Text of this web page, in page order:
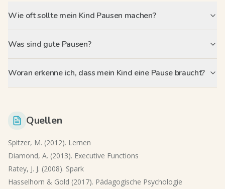
Wie oft sollte mein Kind Pausen machen?
Was sind gute Pausen?
Woran erkenne ich, dass mein Kind eine Pause braucht?
Quellen
Spitzer, M. (2012). Lernen
Diamond, A. (2013). Executive Functions
Ratey, J. J. (2008). Spark
Hasselhorn & Gold (2017). Pädagogische Psychologie